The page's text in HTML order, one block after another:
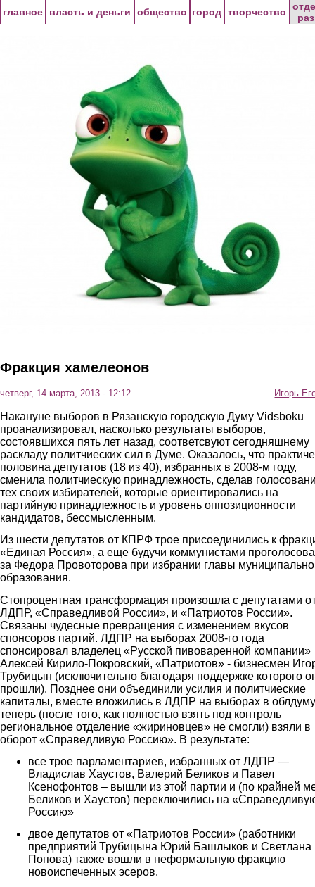
главное власть и деньги общество город творчество
Фракция хамелеонов
четверг, 14 марта, 2013 - 12:12 Игорь
Накануне выборов в Рязанскую городскую Думу Vidsboku
проанализировал, насколько результаты выборов,
состоявшихся пять лет назад, соответсвуют сегодняшнему
раскладу политчиеских сил в Думе. Оказалось, что
половина депутатов (18 из 40), избранных в 2008-м году,
сменила политчиескую принадлежность, сделав
тех своих избирателей, которые ориентировались на
партийную принадлежность и уровень оппозиционности
кандидатов, бессмысленным.
Из шести депутатов от КПРФ трое присоединились к
«Единая Россия», а еще будучи коммунистами
за Федора Провоторова при избрании главы
образования.
Стопроцентная трансформация произошла с депутатами
ЛДПР, «Справедливой России», и «Патриотов России».
Связаны чудесные превращения с изменением вкусов
спонсоров партий. ЛДПР на выборах 2008-го года
спонсировал владелец «Русской пивоваренной компании»
Алексей Кирило-Покровский, «Патриотов» - бизнесмен
Трубицын (исключительно благодаря поддержке которого
прошли). Позднее они объединили усилия и политчиеские
капиталы, вместе вложились в ЛДПР на выборах в
теперь (после того, как полностью взять под контроль
региональное отделение «жириновцев» не смогли) взяли в
оборот «Справедливую Россию». В результате:
все трое парламентариев, избранных от ЛДПР —
Владислав Хаустов, Валерий Беликов и Павел
Ксенофонтов – вышли из этой партии и (по крайней
Беликов и Хаустов) переключились на
Россию»
двое депутатов от «Патриотов России» (работники
предприятий Трубицына Юрий Башлыков и Светлана
Попова) также вошли в неформальную фракцию
новоиспеченных эсеров.